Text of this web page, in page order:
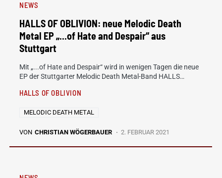
NEWS
HALLS OF OBLIVION: neue Melodic Death
Metal EP „.​.​.​of Hate and Despair“ aus
Stuttgart
Mit „.​.​.​of Hate and Despair“ wird in wenigen Tagen die neue
EP der Stuttgarter Melodic Death Metal-Band HALLS…
HALLS OF OBLIVION
MELODIC DEATH METAL
VON CHRISTIAN WÖGERBAUER 2. FEBRUAR 2021